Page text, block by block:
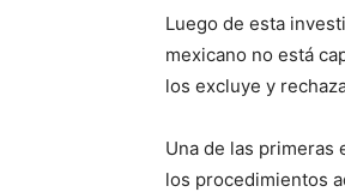
Luego de esta
mexicano no está
los excluye y
Una de las primeras
los procedimientos